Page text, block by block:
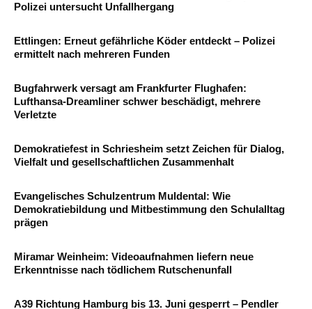
Polizei untersucht Unfallhergang
Ettlingen: Erneut gefährliche Köder entdeckt – Polizei
ermittelt nach mehreren Funden
Bugfahrwerk versagt am Frankfurter Flughafen:
Lufthansa-Dreamliner schwer beschädigt, mehrere
Verletzte
Demokratiefest in Schriesheim setzt Zeichen für Dialog,
Vielfalt und gesellschaftlichen Zusammenhalt
Evangelisches Schulzentrum Muldental: Wie
Demokratiebildung und Mitbestimmung den Schulalltag
prägen
Miramar Weinheim: Videoaufnahmen liefern neue
Erkenntnisse nach tödlichem Rutschenunfall
A39 Richtung Hamburg bis 13. Juni gesperrt – Pendler